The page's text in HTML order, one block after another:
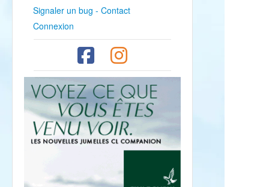
Signaler un bug - Contact
Connexion